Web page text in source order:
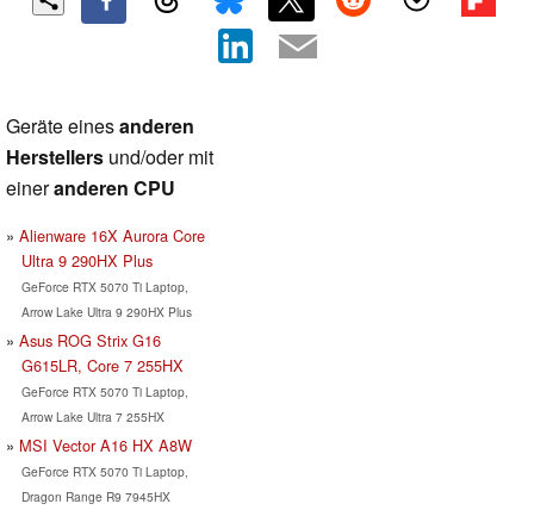
Geräte einesanderen
Herstellers und/oder mit
eineranderen CPU
Alienware 16X Aurora Core
Ultra 9 290HX Plus
GeForce RTX 5070 Ti Laptop,
Arrow Lake Ultra 9 290HX Plus
Asus ROG Strix G16
G615LR, Core 7 255HX
GeForce RTX 5070 Ti Laptop,
Arrow Lake Ultra 7 255HX
MSI Vector A16 HX A8W
GeForce RTX 5070 Ti Laptop,
Dragon Range R9 7945HX